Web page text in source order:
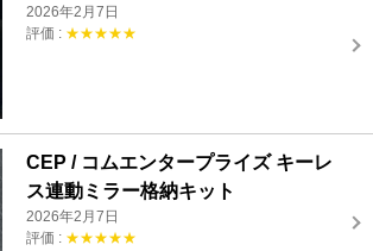
2026年2月7日
評価 : ★★★★★
CEP / コムエンタープライズ キーレ
ス連動ミラー格納キット
2026年2月7日
評価 : ★★★★★